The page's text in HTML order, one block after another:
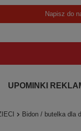
Napisz do
UPOMINKI
Bidon / butelka dla